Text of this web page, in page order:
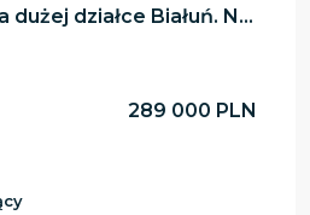
działce Białuń. N...
289 000 PLN